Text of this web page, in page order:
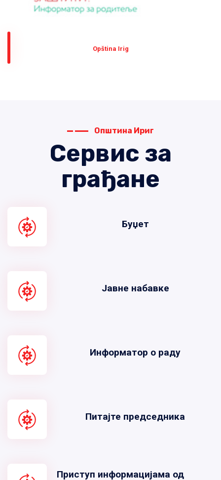
Оpština Irig
Општина Ириг
Сервис за
грађане
Буџет
Јавне набавке
Информатор о раду
Питајте председника
Приступ информацијама од